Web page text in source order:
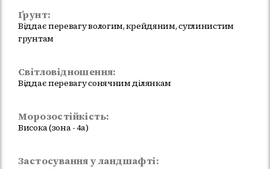
Ґрунт:
Віддає перевагу вологим, крейдяним, суглинистим
грунтам
Світловідношення:
Віддає перевагу сонячним ділянкам
Морозостійкість:
Висока (зона - 4а)
Застосування у ландшафті: